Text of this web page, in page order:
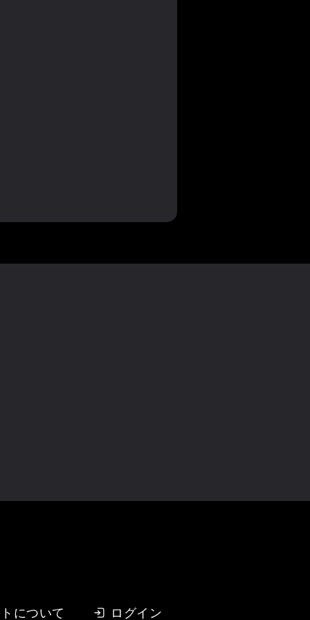
について ログイン